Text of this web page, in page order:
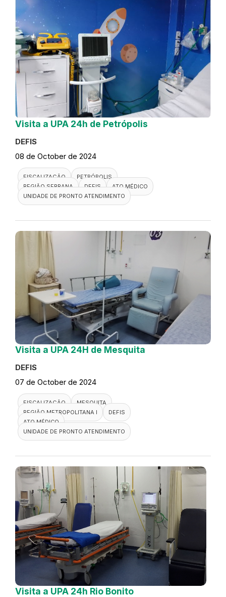
Visita a UPA 24h de Petrópolis
DEFIS
08 de October de 2024
FISCALIZAÇÃO
PETRÓPOLIS
REGIÃO SERRANA
DEFIS
ATO MÉDICO
UNIDADE DE PRONTO ATENDIMENTO
Visita a UPA 24H de Mesquita
DEFIS
07 de October de 2024
FISCALIZAÇÃO
MESQUITA
REGIÃO METROPOLITANA I
DEFIS
ATO MÉDICO
UNIDADE DE PRONTO ATENDIMENTO
Visita a UPA 24h Rio Bonito